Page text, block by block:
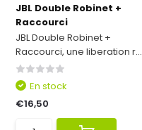
JBL Double Robinet +
Raccourci
JBL Double Robinet +
Raccourci, une liberation r...
En stock
€16,50